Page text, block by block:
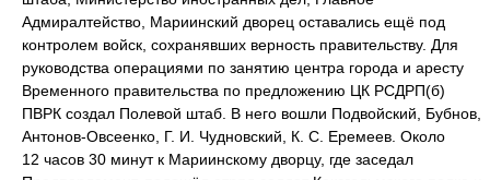
Адмиралтейство, Мариинский дворец оставались ещё под
контролем войск, сохранявших верность правительству. Для
руководства операциями по занятию центра города и аресту
Временного правительства по предложению ЦК РСДРП(б)
ПВРК создал Полевой штаб. В него вошли Подвойский, Бубнов,
Антонов-Овсеенко, Г. И. Чудновский, К. С. Еремеев. Около
12 часов 30 минут к Мариинскому дворцу, где заседал